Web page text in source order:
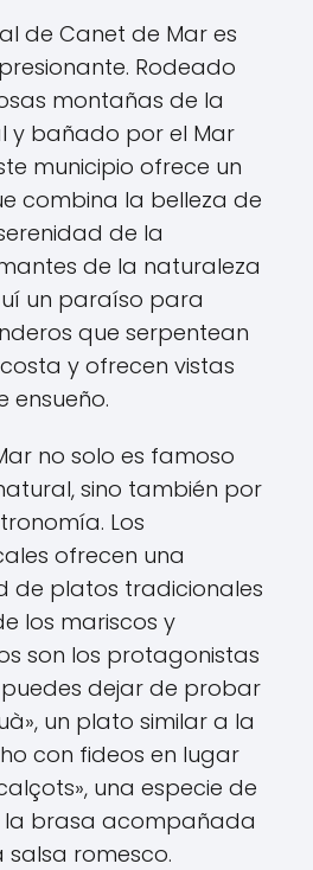
de Canet de Mar es
Rodeado
montañas de la
y bañado por el Mar
municipio ofrece un
combina la belleza de
de la
de la naturaleza
un paraíso para
que serpentean
y ofrecen vistas
ensueño.
no solo es famoso
sino también por
Los
ofrecen una
de platos tradicionales
los mariscos y
son los protagonistas
puedes dejar de probar
un plato similar a la
con fideos en lugar
una especie de
brasa acompañada
salsa romesco.